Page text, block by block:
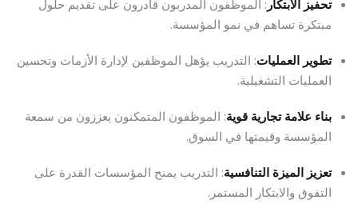
تحفيز الابتكار : الموظفون المدربون قادرون على تقديم حلول
مبتكرة تساهم في نمو المؤسسة.
تطوير العمليات: التدريب يؤهل الموظفين لإدارة الأزمات وتحسين
العمليات التشغيلية.
بناء علامة تجارية قوية: الموظفون المتمكنون يعززون من سمعة
المؤسسة وقيمتها في السوق.
تعزيز الميزة التنافسية: التدريب يمنح المؤسسات القدرة على
التفوق والابتكار المستمر.